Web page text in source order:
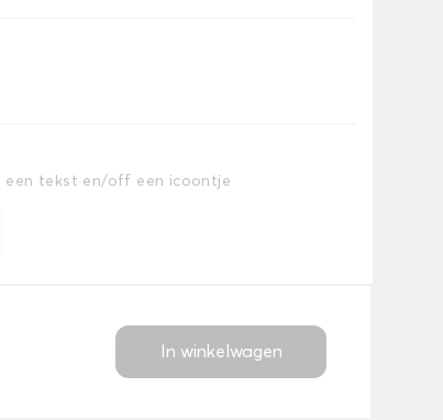
tekst en/off een icoontje
In winkelwagen